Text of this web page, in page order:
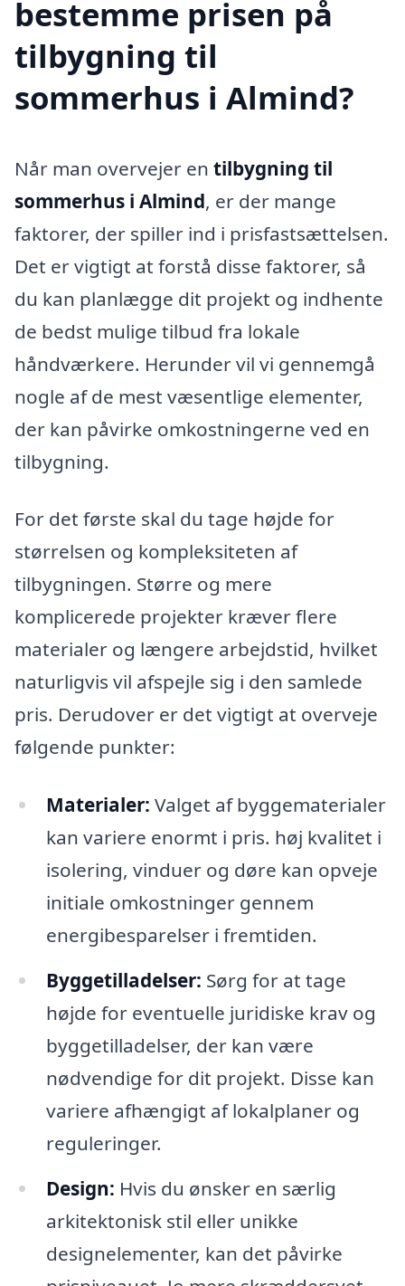
bestemme prisen på
tilbygning til
sommerhus i Almind?
Når man overvejer en tilbygning til
sommerhus i Almind, er der mange
faktorer, der spiller ind i prisfastsættelsen.
Det er vigtigt at forstå disse faktorer, så
du kan planlægge dit projekt og indhente
de bedst mulige tilbud fra lokale
håndværkere. Herunder vil vi gennemgå
nogle af de mest væsentlige elementer,
der kan påvirke omkostningerne ved en
tilbygning.
For det første skal du tage højde for
størrelsen og kompleksiteten af
tilbygningen. Større og mere
komplicerede projekter kræver flere
materialer og længere arbejdstid, hvilket
naturligvis vil afspejle sig i den samlede
pris. Derudover er det vigtigt at overveje
følgende punkter:
Materialer: Valget af byggematerialer
kan variere enormt i pris. høj kvalitet i
isolering, vinduer og døre kan opveje
initiale omkostninger gennem
energibesparelser i fremtiden.
Byggetilladelser: Sørg for at tage
højde for eventuelle juridiske krav og
byggetilladelser, der kan være
nødvendige for dit projekt. Disse kan
variere afhængigt af lokalplaner og
reguleringer.
Design: Hvis du ønsker en særlig
arkitektonisk stil eller unikke
designelementer, kan det påvirke